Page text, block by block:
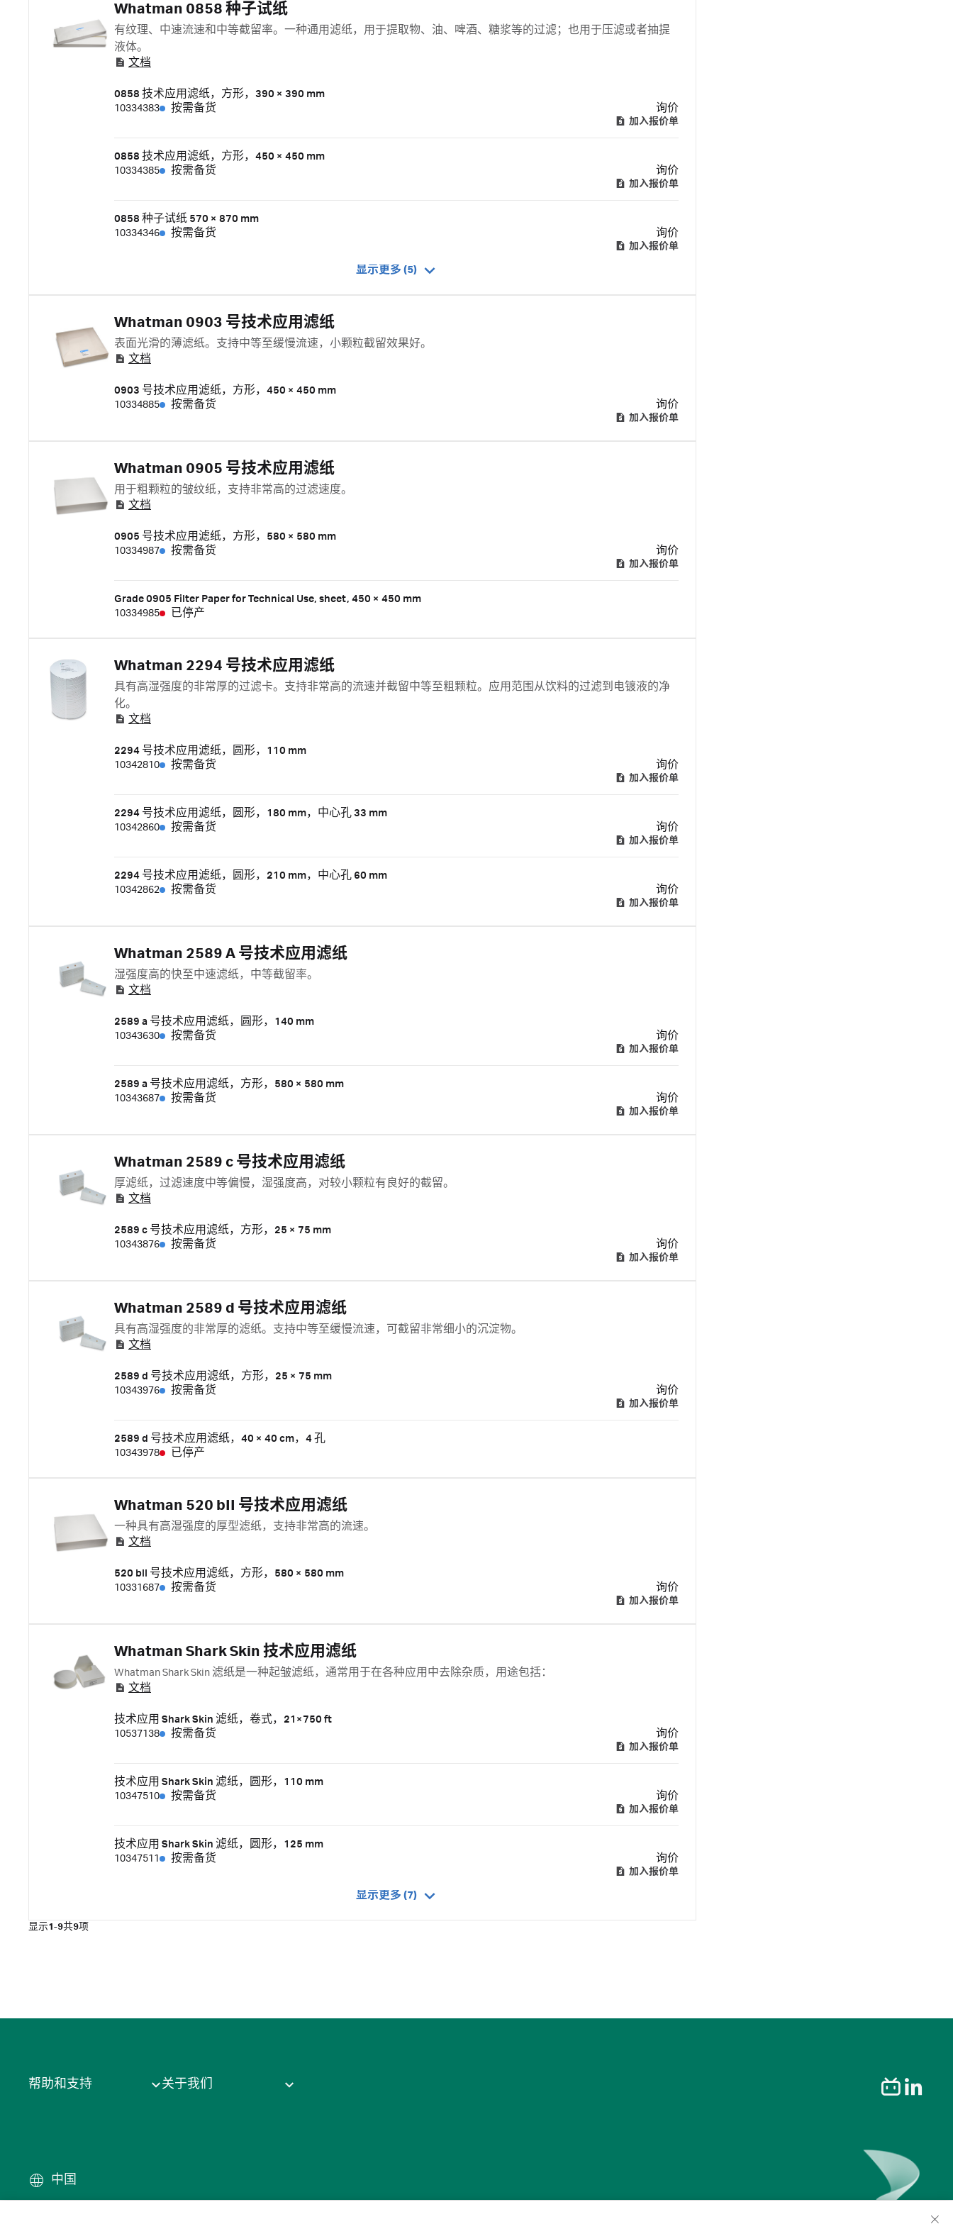
Whatman 0858 种子试纸
有纹理、中速流速和中等截留率。一种通用滤纸，用于提取物、油、啤酒、糖浆等的过滤；也用于压滤或者抽提
液体。
文档
0858 技术应用滤纸，方形，390 × 390 mm
10334383
按需备货 询价
加入报价单
0858 技术应用滤纸，方形，450 × 450 mm
10334385
按需备货 询价
加入报价单
0858 种子试纸 570 × 870 mm
10334346
按需备货 询价
加入报价单
显示更多 (5)
Whatman 0903 号技术应用滤纸
表面光滑的薄滤纸。支持中等至缓慢流速，小颗粒截留效果好。
文档
0903 号技术应用滤纸，方形，450 × 450 mm
10334885
按需备货 询价
加入报价单
Whatman 0905 号技术应用滤纸
用于粗颗粒的皱纹纸，支持非常高的过滤速度。
文档
0905 号技术应用滤纸，方形，580 × 580 mm
10334987
按需备货 询价
加入报价单
Grade 0905 Filter Paper for Technical Use, sheet, 450 × 450 mm
10334985
已停产
Whatman 2294 号技术应用滤纸
具有高湿强度的非常厚的过滤卡。支持非常高的流速并截留中等至粗颗粒。应用范围从饮料的过滤到电镀液的净
化。
文档
2294 号技术应用滤纸，圆形，110 mm
10342810
按需备货 询价
加入报价单
2294 号技术应用滤纸，圆形，180 mm，中心孔 33 mm
10342860
按需备货 询价
加入报价单
2294 号技术应用滤纸，圆形，210 mm，中心孔 60 mm
10342862
按需备货 询价
加入报价单
Whatman 2589 A 号技术应用滤纸
湿强度高的快至中速滤纸，中等截留率。
文档
2589 a 号技术应用滤纸，圆形，140 mm
10343630
按需备货 询价
加入报价单
2589 a 号技术应用滤纸，方形，580 × 580 mm
10343687
按需备货 询价
加入报价单
Whatman 2589 c 号技术应用滤纸
厚滤纸，过滤速度中等偏慢，湿强度高，对较小颗粒有良好的截留。
文档
2589 c 号技术应用滤纸，方形，25 × 75 mm
10343876
按需备货 询价
加入报价单
Whatman 2589 d 号技术应用滤纸
具有高湿强度的非常厚的滤纸。支持中等至缓慢流速，可截留非常细小的沉淀物。
文档
2589 d 号技术应用滤纸，方形，25 × 75 mm
10343976
按需备货 询价
加入报价单
2589 d 号技术应用滤纸，40 × 40 cm，4 孔
10343978
已停产
Whatman 520 bII 号技术应用滤纸
一种具有高湿强度的厚型滤纸，支持非常高的流速。
文档
520 bll 号技术应用滤纸，方形，580 × 580 mm
10331687
按需备货 询价
加入报价单
Whatman Shark Skin 技术应用滤纸
Whatman Shark Skin 滤纸是一种起皱滤纸，通常用于在各种应用中去除杂质，用途包括：
文档
技术应用 Shark Skin 滤纸，卷式，21×750 ft
10537138
按需备货 询价
加入报价单
技术应用 Shark Skin 滤纸，圆形，110 mm
10347510
按需备货 询价
加入报价单
技术应用 Shark Skin 滤纸，圆形，125 mm
10347511
按需备货 询价
加入报价单
显示更多 (7)
显示1-9共9项
帮助和支持 关于我们
中国